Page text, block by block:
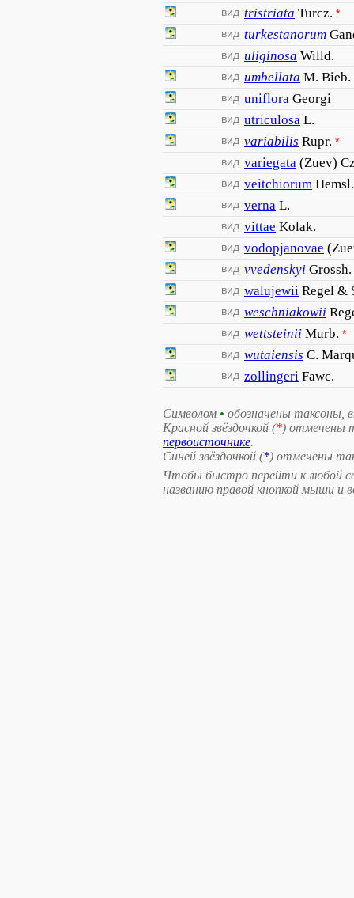
вид tristriata Turcz. *
вид turkestanorum
вид uliginosa Willd.
вид umbellata M. Bieb.
вид uniflora Georgi
вид utriculosa L.
вид variabilis Rupr. *
вид variegata (Zuev)
вид veitchiorum Hemsl.
вид verna L.
вид vittae Kolak.
вид vodopjanovae
вид vvedenskyi Grossh.
вид walujewii Regel &
вид weschniakowii
вид wettsteinii Murb. *
вид wutaiensis C.
вид zollingeri Fawc.
Символом • обозначены таксоны,
Красной звёздочкой (*) отмечены
первоисточнике.
Синей звёздочкой (*) отмечены
Чтобы быстро перейти к любой
названию правой кнопкой мыши и